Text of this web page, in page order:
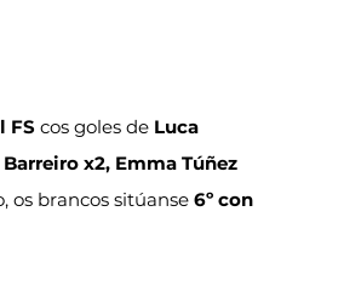
FS cos goles de Luca
x2, Emma Túñez
os brancos sitúanse 6º con